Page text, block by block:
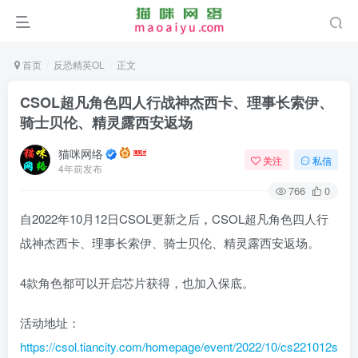
首页 反恐精英OL 正文
CSOL超凡角色四人行战神杰西卡、理事长索伊、
骑士贝伦、精灵露西安返场
猫咪网络
4年前发布
关注 私信
766 0
自2022年10月12日CSOL更新之后 ， CSOL超凡角色四人行
战神杰西卡、理事长索伊、骑士贝伦、精灵露西安返场。
4款角色都可以开启芯片获得，也加入保底。
活动地址：
https://csol.tiancity.com/homepage/event/2022/10/cs221012s